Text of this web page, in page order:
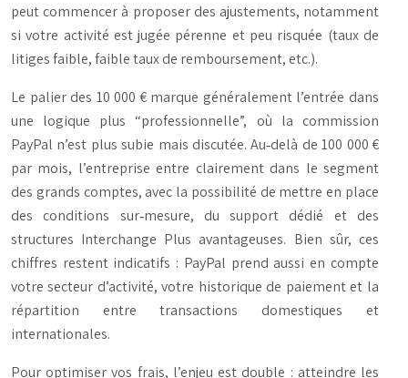
peut commencer à proposer des ajustements, notamment
si votre activité est jugée pérenne et peu risquée (taux de
litiges faible, faible taux de remboursement, etc.).
Le palier des 10 000 € marque généralement l’entrée dans
une logique plus “professionnelle”, où la commission
PayPal n’est plus subie mais discutée. Au‑delà de 100 000 €
par mois, l’entreprise entre clairement dans le segment
des grands comptes, avec la possibilité de mettre en place
des conditions sur‑mesure, du support dédié et des
structures Interchange Plus avantageuses. Bien sûr, ces
chiffres restent indicatifs : PayPal prend aussi en compte
votre secteur d’activité, votre historique de paiement et la
répartition entre transactions domestiques et
internationales.
Pour optimiser vos frais, l’enjeu est double : atteindre les